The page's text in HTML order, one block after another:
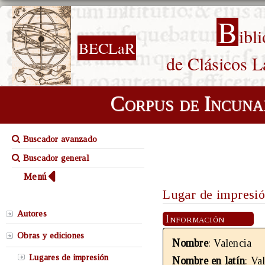
BECLaR B
de Clásicos
Corpus de
Buscador avanzado
Buscador general
Menú
Autores
Obras y ediciones
Lugares de impresión
Lugar de
Información
Nombre: Valencia
Nombre en latín: